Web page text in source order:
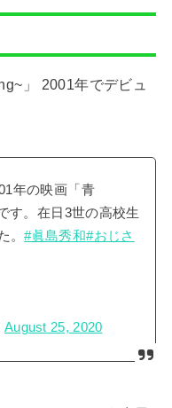
」 2001年でデビュ
年の映画「青
す。在日3世の高校生
。#眞島秀和#おじさ
August 25, 2020